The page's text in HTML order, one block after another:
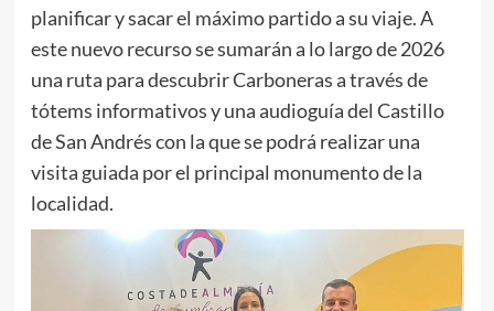
planificar y sacar el máximo partido a su viaje. A
este nuevo recurso se sumarán a lo largo de 2026
una ruta para descubrir Carboneras a través de
tótems informativos y una audioguía del Castillo
de San Andrés con la que se podrá realizar una
visita guiada por el principal monumento de la
localidad.